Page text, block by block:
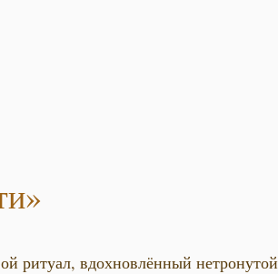
ритуал, вдохновлённый нетронутой